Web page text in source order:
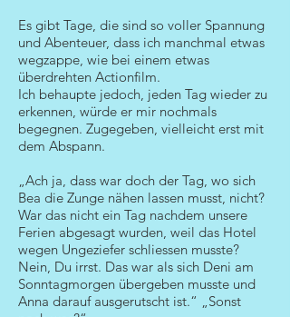
Es gibt Tage, die sind so voller Spannung
und Abenteuer, dass ich manchmal etwas
wegzappe, wie bei einem etwas
überdrehten Actionfilm.
Ich behaupte jedoch, jeden Tag wieder zu
erkennen, würde er mir nochmals
begegnen. Zugegeben, vielleicht erst mit
dem Abspann.
„Ach ja, dass war doch der Tag, wo sich
Bea die Zunge nähen lassen musst, nicht?
War das nicht ein Tag nachdem unsere
Ferien abgesagt wurden, weil das Hotel
wegen Ungeziefer schliessen musste?
Nein, Du irrst. Das war als sich Deni am
Sonntagmorgen übergeben musste und
Anna darauf ausgerutscht ist.“ „Sonst